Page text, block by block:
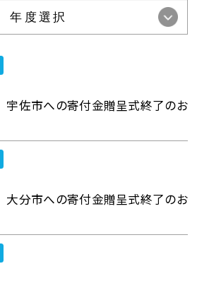
佐市への寄付金贈呈式終了のお
分市への寄付金贈呈式終了のお